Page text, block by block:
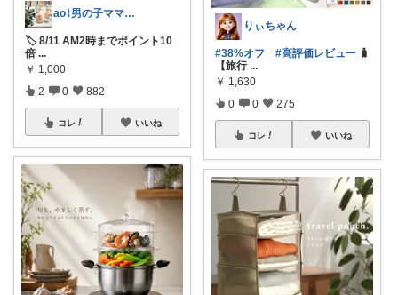
ao⌇男の子ママの暮らし
🏷️ 8/11 AM2時までポイント10
倍 ...
￥ 1,000
2 0 882
コレ いいね
りぃちゃん
#38%オフ #高評価レビュー 🧳
【旅行 ...
￥ 1,630
0 0 275
コレ いいね